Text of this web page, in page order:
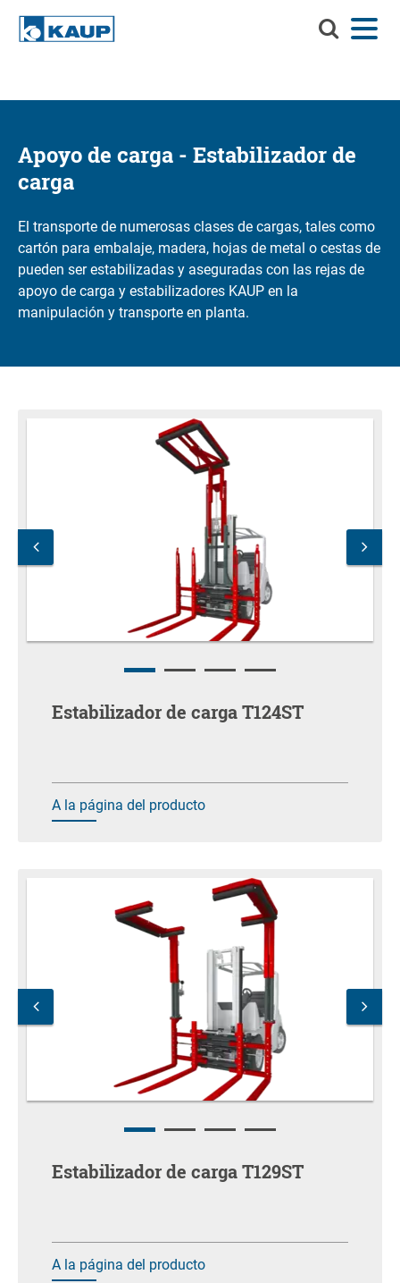
Buscar
Buscar
Menú
Implementos
Servicios
Centro de información
Compañía
Carrera profesional en KAUP
Apoyo de carga - Estabilizador de
carga
El transporte de numerosas clases de cargas, tales como
cartón para embalaje, madera, hojas de metal o cestas de
pueden ser estabilizadas y aseguradas con las rejas de
apoyo de carga y estabilizadores KAUP en la
manipulación y transporte en planta.
Estabilizador de carga T124ST
A la página del producto
Estabilizador de carga T129ST
A la página del producto